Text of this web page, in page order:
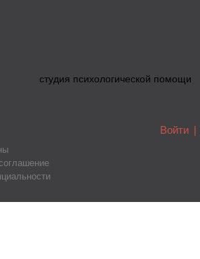
студия психологической помощи
Войти